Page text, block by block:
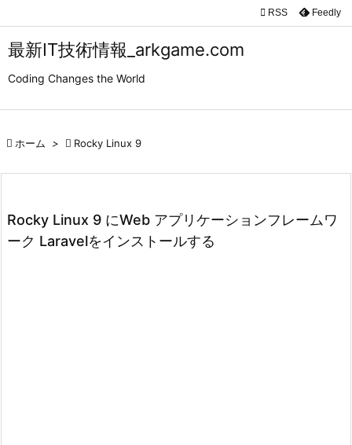
最新IT技術情報_arkgame.com
Coding Changes the World


検索
 RSS Feedly
 ホーム >  Rocky Linux 9
Rocky Linux 9 にWeb アプリケーションフレームワ
ーク Laravelをインストールする